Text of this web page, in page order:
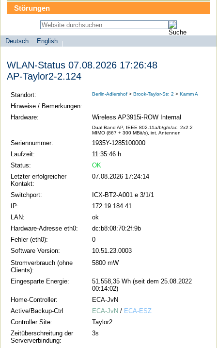
Störungen
Sprachauswahl
Deutsch
English
search-menu
Universität
zu
Berlin
Computer-
Medienservice
WLAN-Status 07.08.2026 17:26:48
AP-Taylor2-2.124
Standort: Berlin-Adlershof >Brook-Taylor-Str. 2 >Kamm A
Hinweise / Bemerkungen:
Hardware:
Wireless AP3915i-ROW Internal
Dual Band AP, IEEE 802.11a/b/g/n/ac, 2x2:2
MIMO (867 + 300 MBit/s), int. Antennen
Seriennummer:
1935Y-1285100000
Laufzeit:
11:35:46 h
Status:
OK
Letzter erfolgreicher
Kontakt:
07.08.2026 17:24:14
Switchport:
ICX-BT2-A001 e 3/1/1
IP:
172.19.184.41
LAN:
ok
Hardware-Adresse eth0:
dc:b8:08:70:2f:9b
Fehler (eth0):
0
Software Version:
10.51.23.0003
Stromverbrauch (ohne
Clients):
5800 mW
Eingesparte Energie:
51.558,35 Wh (seit dem 25.08.2022
00:14:02)
Home-Controller:
ECA-JvN
Active/Backup-Ctrl
ECA-JvN / ECA-ESZ
Controller Site:
Taylor2
Zeitüberschreitung der
Serververbindung:
3s